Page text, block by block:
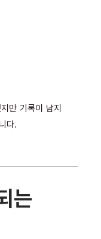
만 기록이 남지
다.
는